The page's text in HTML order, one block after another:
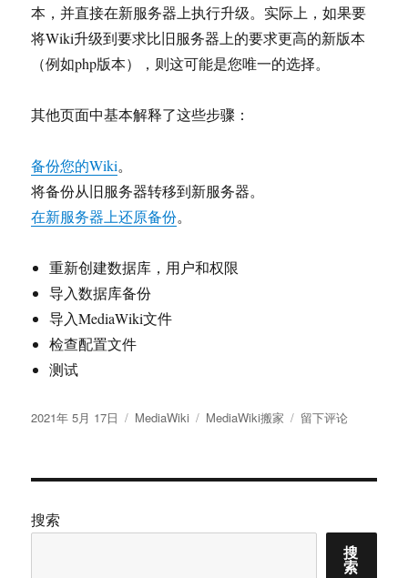
本，并直接在新服务器上执行升级。实际上，如果要
将Wiki升级到要求比旧服务器上的要求更高的新版本
（例如php版本），则这可能是您唯一的选择。
其他页面中基本解释了这些步骤：
备份您的Wiki。
将备份从旧服务器转移到新服务器。
在新服务器上还原备份。
重新创建数据库，用户和权限
导入数据库备份
导入MediaWiki文件
检查配置文件
测试
发
2021年 5月 17日
分
MediaWiki
标
MediaWiki搬家
于
移
一
留下评论
搜索
搜
索